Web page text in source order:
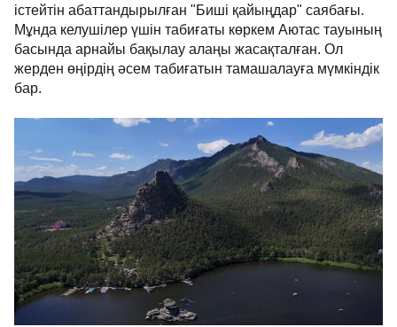
істейтін абаттандырылған "Биші қайыңдар" саябағы.
Мұнда келушілер үшін табиғаты көркем Аютас тауының
басында арнайы бақылау алаңы жасақталған. Ол
жерден өңірдің әсем табиғатын тамашалауға мүмкіндік
бар.